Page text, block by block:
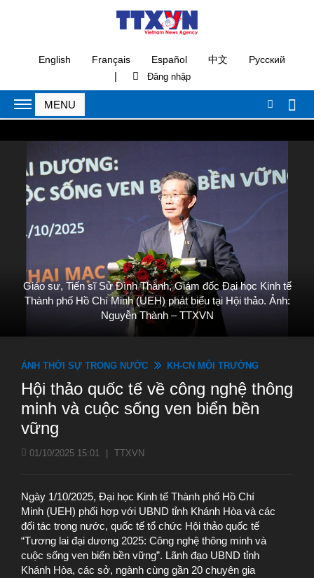
English Français Español 中文 Русский
|
Giáo sư, Tiến sĩ Sử Đình Thành, Giám đốc Đại học Kinh tế
Thành phố Hồ Chí Minh (UEH) phát biểu tại Hội thảo. Ảnh:
Nguyễn Thành – TTXVN
ẢNH THỜI SỰ TRONG NƯỚC KH-CN MÔI TRƯỜNG
Hội thảo quốc tế về công nghệ thông
minh và cuộc sống ven biển bền
vững
01/10/2025 15:01 TTXVN
Ngày 1/10/2025, Đại học Kinh tế Thành phố Hồ Chí
Minh (UEH) phối hợp với UBND tỉnh Khánh Hòa và các
đối tác trong nước, quốc tế tổ chức Hội thảo quốc tế
“Tương lai đại dương 2025: Công nghệ thông minh và
cuộc sống ven biển bền vững”. Lãnh đạo UBND tỉnh
Khánh Hòa, các sở, ngành cùng gần 20 chuyên gia